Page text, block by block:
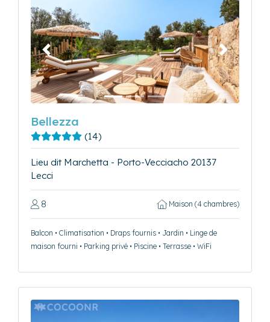
Précédent Suivant
Bellezza
(14)
Lieu dit Marchetta - Porto-Vecciacho 20137
Lecci
8 Maison (4 chambres)
Balcon • Climatisation • Draps fournis • Jardin • Linge de
maison fourni • Parking privé • Piscine • Terrasse • WiFi